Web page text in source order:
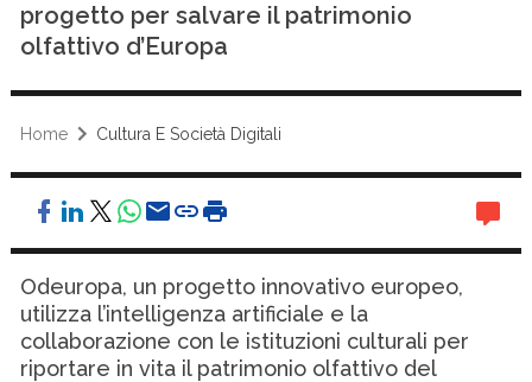
progetto per salvare il patrimonio
olfattivo d’Europa
Home Cultura E Società Digitali
Odeuropa, un progetto innovativo europeo,
utilizza l’intelligenza artificiale e la
collaborazione con le istituzioni culturali per
riportare in vita il patrimonio olfattivo del